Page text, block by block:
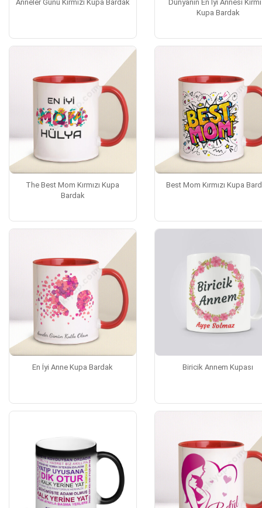
Anneler Günü Kırmızı Kupa Bardak
Dünyanın En İyi Annesi
Kupa Bardak
The Best Mom Kırmızı Kupa
Bardak
Best Mom Kırmızı Kupa
En İyi Anne Kupa Bardak Biricik Annem Kupası